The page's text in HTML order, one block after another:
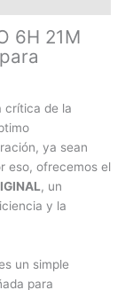
6H 21M
crítica de la
ya sean
eso, ofrecemos el
, un
y la
un simple
para